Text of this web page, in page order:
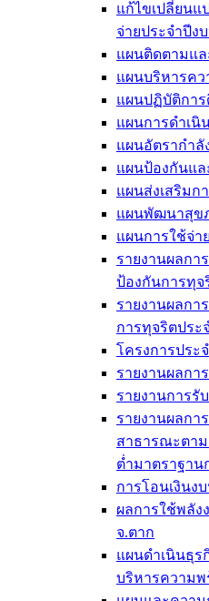
แก้ไขเปลี่ยนแ
จ่ายประจำปีง
แผนติดตามแ
แผนบริหารคว
แผนปฏิบัติกา
แผนการดำเนิ
แผนอัตรากำลั
แผนป้องกันแ
แผนส่งเสริมก
แผนพัฒนาสุข
แผนการใช้จ่า
รายงานผลกา
ป้องกันการทุจ
รายงานผลกา
การทุจริตประ
โครงการประ
รายงานผลกา
รายงานการรั
รายงานผลกา
สาธารณะตา
ต่ำมาตราฐาน
การโอนเงินง
ผลการใช้พลัง
จ.ตาก
แผนดำเนินธุร
บริหารความพ